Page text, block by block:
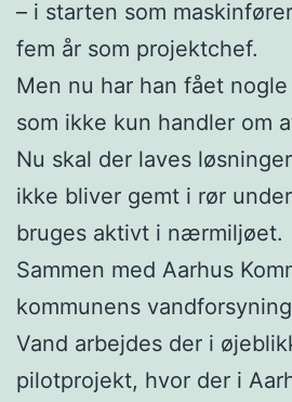
– i starten som
fem år som projektchef.
Men nu har han fået
som ikke kun handler om
Nu skal der laves
ikke bliver gemt i rør
bruges aktivt i nærmiljøet.
Sammen med Aarhus
kommunens
Vand arbejdes der i
pilotprojekt, hvor der i